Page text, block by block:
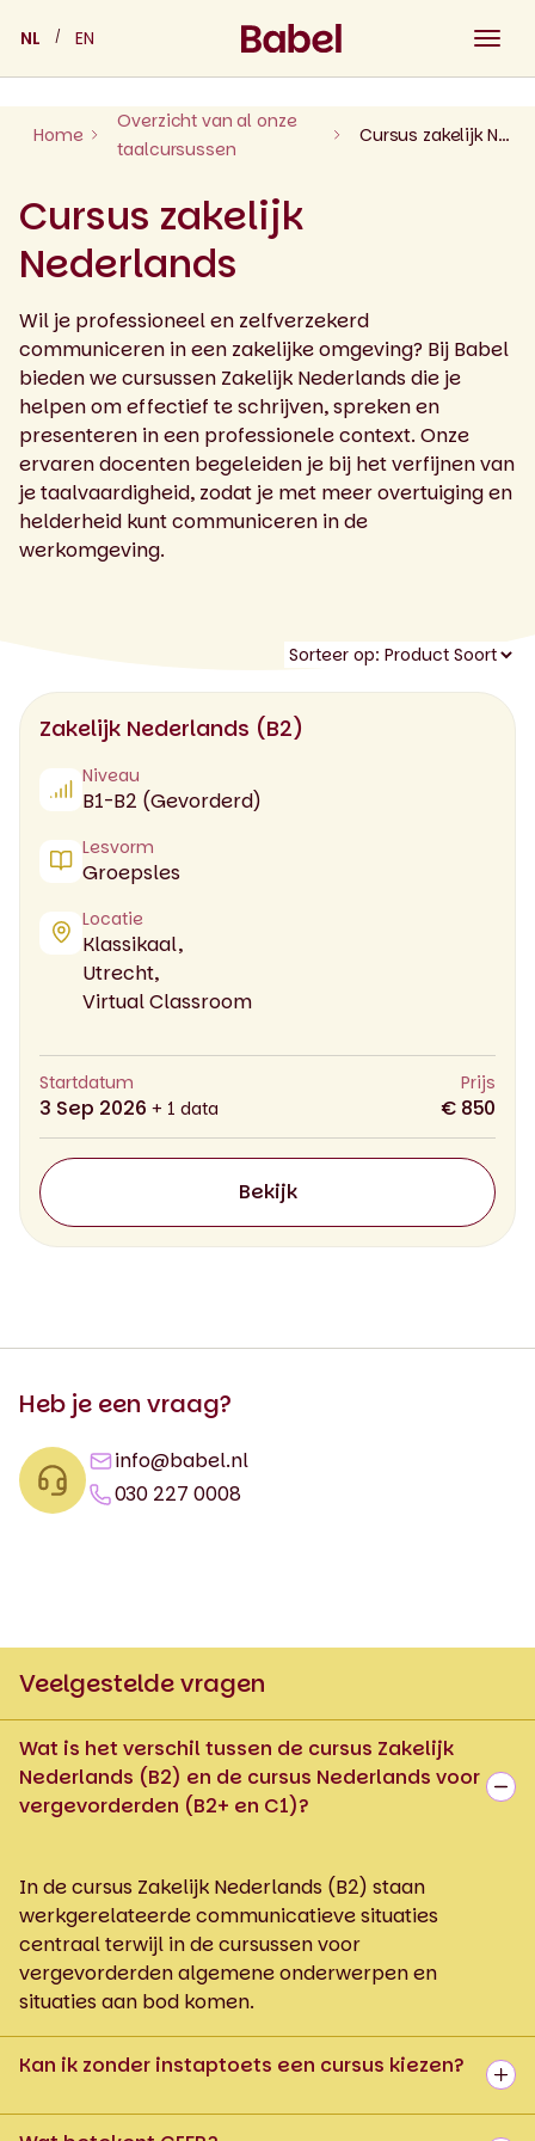
content
NL EN
Home
Overzicht van al onze
taalcursussen
Cursus zakelijk Nederlands
Cursus zakelijk
Nederlands
Wil je professioneel en zelfverzekerd
communiceren in een zakelijke omgeving? Bij Babel
bieden we cursussen Zakelijk Nederlands die je
helpen om effectief te schrijven, spreken en
presenteren in een professionele context. Onze
ervaren docenten begeleiden je bij het verfijnen van
je taalvaardigheid, zodat je met meer overtuiging en
helderheid kunt communiceren in de
werkomgeving.
Zakelijk Nederlands (B2)
Niveau
B1-B2 (Gevorderd)
Lesvorm
Groepsles
Locatie
Klassikaal,
Utrecht,
Virtual Classroom
Startdatum
3 Sep 2026 + 1 data
Prijs
€ 850
Bekijk
Heb je een vraag?
info@babel.nl
030 227 0008
Veelgestelde vragen
Wat is het verschil tussen de cursus Zakelijk
Nederlands (B2) en de cursus Nederlands voor
vergevorderden (B2+ en C1)?
In de cursus Zakelijk Nederlands (B2) staan
werkgerelateerde communicatieve situaties
centraal terwijl in de cursussen voor
vergevorderden algemene onderwerpen en
situaties aan bod komen.
Kan ik zonder instaptoets een cursus kiezen?